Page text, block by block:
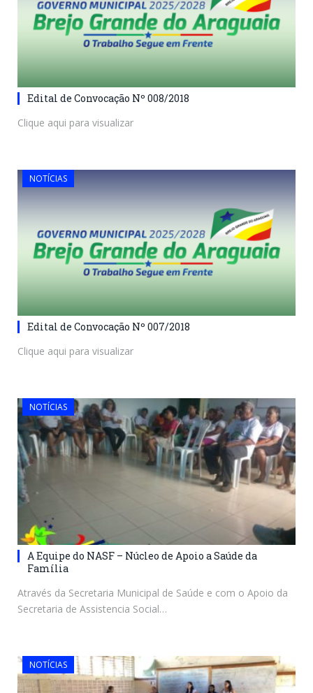
Edital de Convocação Nº 008/2018
Clique aqui para visualizar
NOTÍCIAS
Edital de Convocação Nº 007/2018
Clique aqui para visualizar
NOTÍCIAS
A Equipe do NASF – Núcleo de Apoio a Saúde da
Família
Através da Secretaria Municipal de Saúde e com o Apoio da
Secretaria de Assistencia Social…
NOTÍCIAS